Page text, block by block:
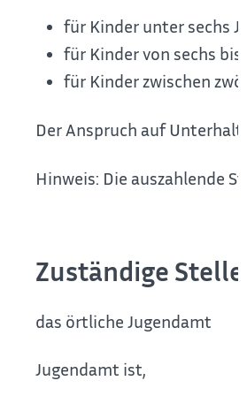
für Kinder unter sechs
für Kinder von sechs bis
für Kinder zwischen
Der Anspruch auf
Hinweis: Die auszahlende
Zuständige Stelle
das örtliche Jugendamt
Jugendamt ist,